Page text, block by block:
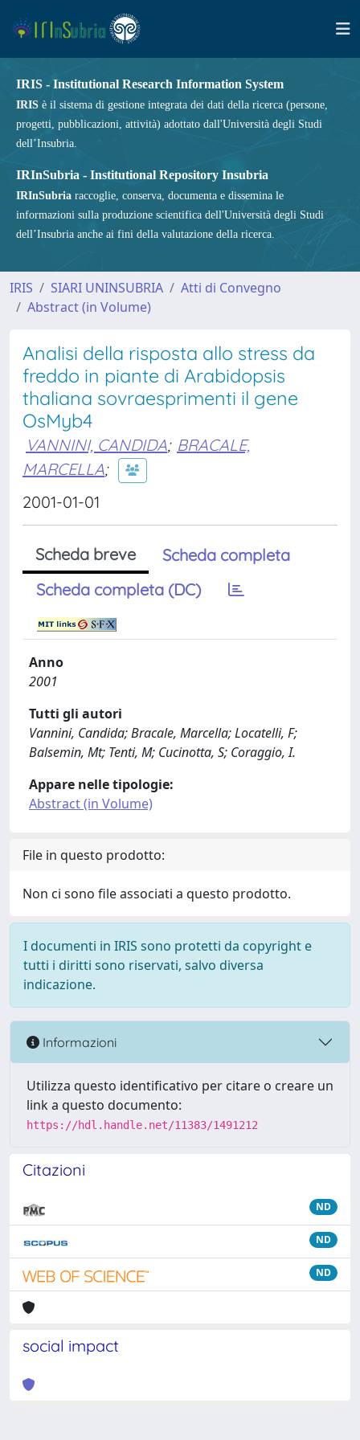
IRIS - Institutional Research Information System
IRIS è il sistema di gestione integrata dei dati della ricerca (persone,
progetti, pubblicazioni, attività) adottato dall'Università degli Studi
dell’Insubria.
IRInSubria - Institutional Repository Insubria
IRInSubria raccoglie, conserva, documenta e dissemina le
informazioni sulla produzione scientifica dell'Università degli Studi
dell’Insubria anche ai fini della valutazione della ricerca.
IRIS SIARI UNINSUBRIA
Atti di Convegno
Abstract (in Volume)
Analisi della risposta allo stress da
freddo in piante di Arabidopsis
thaliana sovraesprimenti il gene
OsMyb4
VANNINI, CANDIDA; BRACALE,
MARCELLA;
2001-01-01
Scheda breve
Scheda completa
Scheda completa (DC)
Anno
2001
Tutti gli autori
Vannini, Candida; Bracale, Marcella; Locatelli, F;
Balsemin, Mt; Tenti, M; Cucinotta, S; Coraggio, I.
Appare nelle tipologie:
Abstract (in Volume)
File in questo prodotto:
Non ci sono file associati a questo prodotto.
I documenti in IRIS sono protetti da copyright e
tutti i diritti sono riservati, salvo diversa
indicazione.
Informazioni
Utilizza questo identificativo per citare o creare un
link a questo documento:
https://hdl.handle.net/11383/1491212
Citazioni
ND
ND
ND
social impact